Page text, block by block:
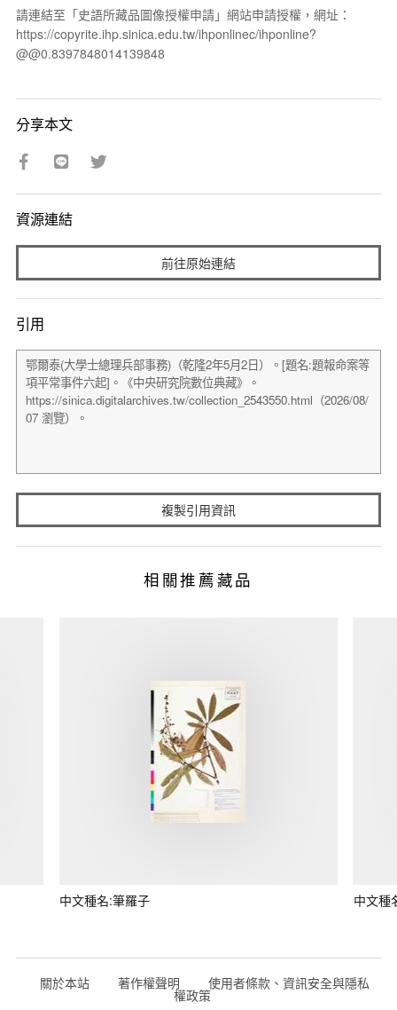
請連結至「史語所藏品圖像授權申請」網站申請授權，網址：
https://copyrite.ihp.sinica.edu.tw/ihponlinec/ihponline?
@@0.8397848014139848
分享本文
資源連結
前往原始連結
引用
複製引用資訊
相關推薦藏品
中文種名:筆羅子 中文種
關於本站 著作權聲明 使用者條款、資訊安全與隱私
權政策